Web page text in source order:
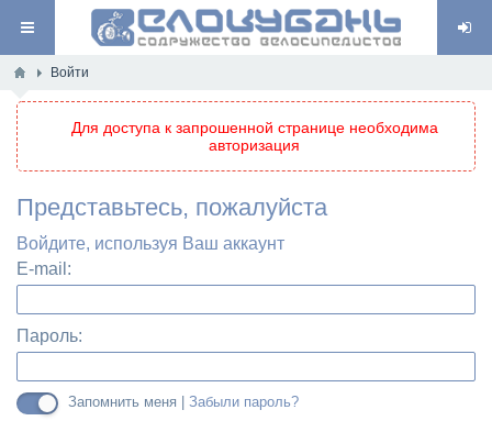
Войти
Для доступа к запрошенной странице необходима
авторизация
Представьтесь, пожалуйста
Войдите, используя Ваш аккаунт
E-mail:
Пароль:
Запомнить меня | Забыли пароль?